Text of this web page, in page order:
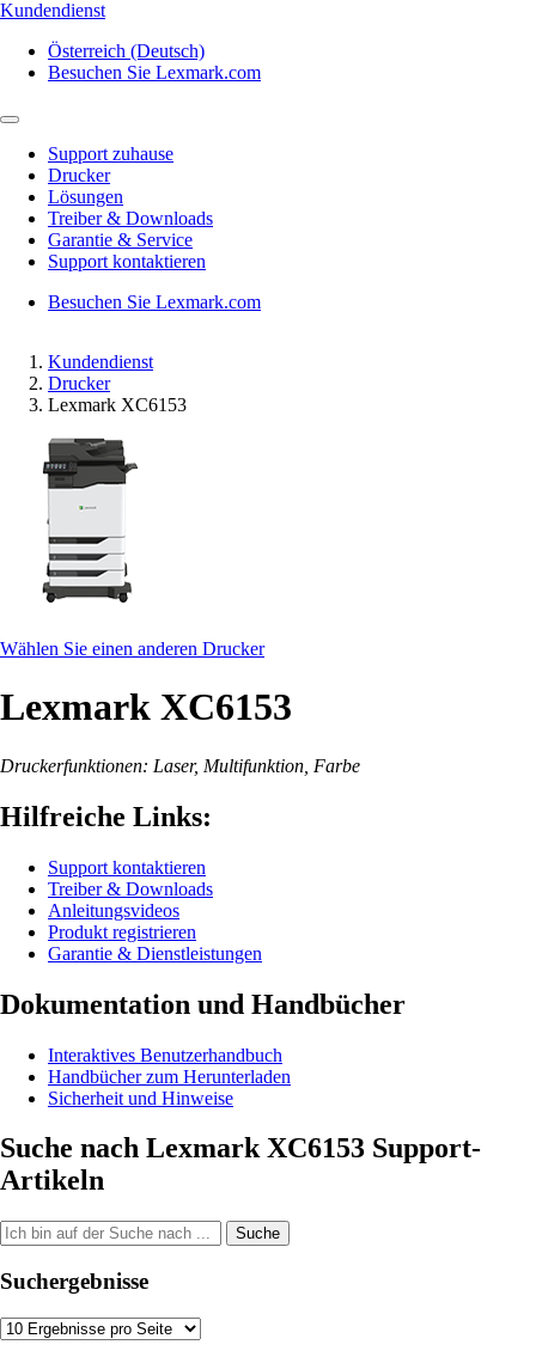
Kundendienst
Österreich (Deutsch)
Besuchen Sie Lexmark.com
Support zuhause
Drucker
Lösungen
Treiber & Downloads
Garantie & Service
Support kontaktieren
Besuchen Sie Lexmark.com
Kundendienst
Drucker
Lexmark XC6153
Wählen Sie einen anderen Drucker
Lexmark XC6153
Druckerfunktionen: Laser, Multifunktion, Farbe
Hilfreiche Links:
Support kontaktieren
Treiber & Downloads
Anleitungsvideos
Produkt registrieren
Garantie & Dienstleistungen
Dokumentation und Handbücher
Interaktives Benutzerhandbuch
Handbücher zum Herunterladen
Sicherheit und Hinweise
Suche nach Lexmark XC6153 Support-
Artikeln
Suche
Suchergebnisse